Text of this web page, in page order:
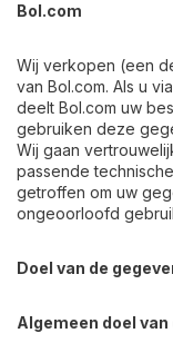
Bol.com
Wij verkopen (een
van Bol.com. Als u
deelt Bol.com uw
gebruiken deze
Wij gaan
passende
getroffen om uw
ongeoorloofd
Doel van de
Algemeen doel